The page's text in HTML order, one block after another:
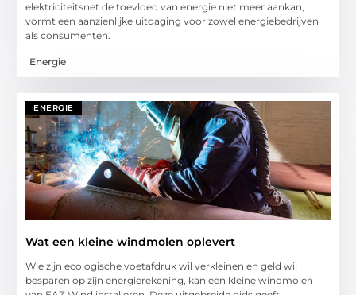
elektriciteitsnet de toevloed van energie niet meer aankan,
vormt een aanzienlijke uitdaging voor zowel energiebedrijven
als consumenten.
Energie
ENERGIE
Wat een kleine windmolen oplevert
Wie zijn ecologische voetafdruk wil verkleinen en geld wil
besparen op zijn energierekening, kan een kleine windmolen